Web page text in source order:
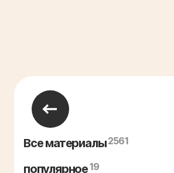
Все материалы2561
популярное19